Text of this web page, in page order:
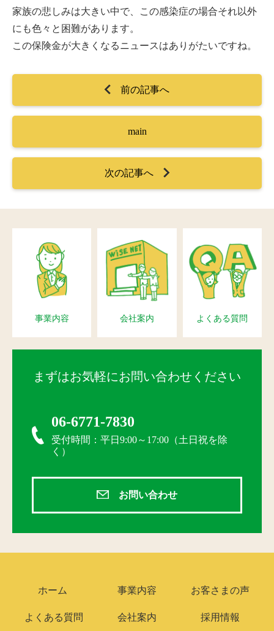
家族の悲しみは大きい中で、この感染症の場合それ以外
にも色々と困難があります。
この保険金が大きくなるニュースはありがたいですね。
前の記事へ
main
次の記事へ
事業内容 会社案内 よくある質問
まずはお気軽にお問い合わせください
06-6771-7830
受付時間：平日9:00～17:00（土日祝を除
く）
お問い合わせ
ホーム 事業内容 お客さまの声
よくある質問 会社案内 採用情報